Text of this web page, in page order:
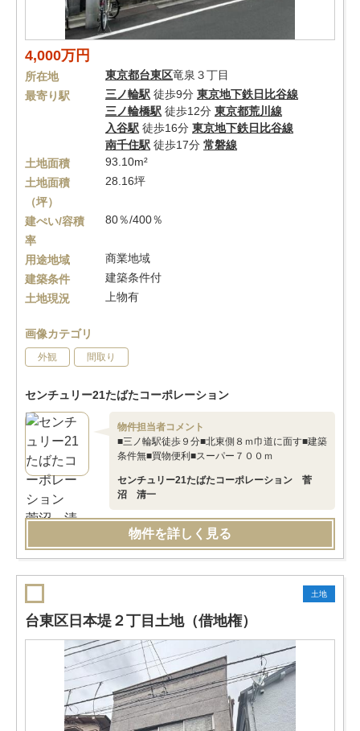
4,000万円
所在地 東京都台東区竜泉３丁目
最寄り駅
三ノ輪駅 徒歩9分 東京地下鉄日比谷線
三ノ輪橋駅 徒歩12分 東京都荒川線
入谷駅 徒歩16分 東京地下鉄日比谷線
南千住駅 徒歩17分 常磐線
土地面積
93.10m²
土地面積
（坪）
28.16坪
建ぺい/容積
率
80％/400％
用途地域
商業地域
建築条件
建築条件付
土地現況
上物有
画像カテゴリ
外観 間取り
センチュリー21たばたコーポレーション
物件担当者コメント
■三ノ輪駅徒歩９分■北東側８ｍ巾道に面す■建築
条件無■買物便利■スーパー７００ｍ
センチュリー21たばたコーポレーション 菅
沼 清一
物件を詳しく見る
土地
台東区日本堤２丁目土地（借地権）